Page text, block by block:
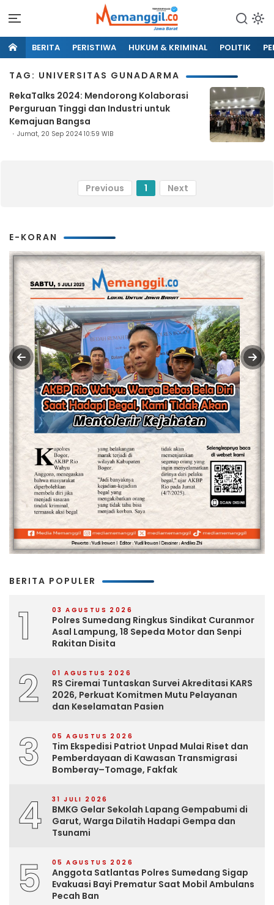
BERITA PERISTIWA HUKUM & KRIMINAL POLITIK
TAG: UNIVERSITAS GUNADARMA
RekaTalks 2024: Mendorong Kolaborasi
Perguruan Tinggi dan Industri untuk
Kemajuan Bangsa
Jumat, 20 Sep 2024 10:59 WIB
Previous 1 Next
E-KORAN
BERITA POPULER
1 03 AGUSTUS 2026
Polres Sumedang Ringkus Sindikat Curanmor
Asal Lampung, 18 Sepeda Motor dan Senpi
Rakitan Disita
2 01 AGUSTUS 2026
RS Ciremai Tuntaskan Survei Akreditasi KARS
2026, Perkuat Komitmen Mutu Pelayanan
dan Keselamatan Pasien
3 05 AGUSTUS 2026
Tim Ekspedisi Patriot Unpad Mulai Riset dan
Pemberdayaan di Kawasan Transmigrasi
Bomberay–Tomage, Fakfak
4 31 JULI 2026
BMKG Gelar Sekolah Lapang Gempabumi di
Garut, Warga Dilatih Hadapi Gempa dan
Tsunami
5 05 AGUSTUS 2026
Anggota Satlantas Polres Sumedang Sigap
Evakuasi Bayi Prematur Saat Mobil Ambulans
Pecah Ban